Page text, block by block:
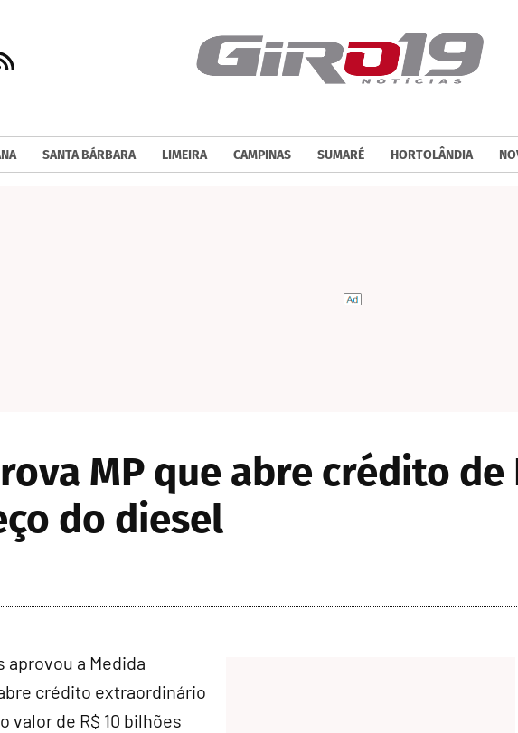
SANTA BÁRBARA LIMEIRA CAMPINAS SUMARÉ HORTOLÂNDIA
MP que abre crédito
do diesel
aprovou a Medida
crédito extraordinário
valor de R$ 10 bilhões